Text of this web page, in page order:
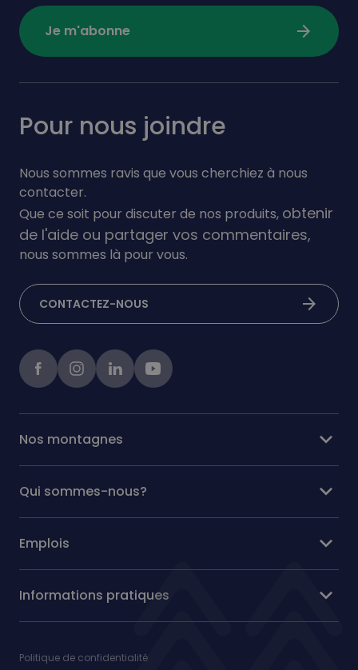
Je m'abonne arrow_forward
Pour nous joindre
Nous sommes ravis que vous cherchiez à nous
contacter.
Que ce soit pour discuter de nos produits, obtenir
de l'aide ou partager vos commentaires,
nous sommes là pour vous.
CONTACTEZ-NOUS arrow_forward
FacebookinstagramlinkedInYoutube
Nos montagnes expand_more
Qui sommes-nous? expand_more
Emplois expand_more
Informations pratiques expand_more
Politique de confidentialité